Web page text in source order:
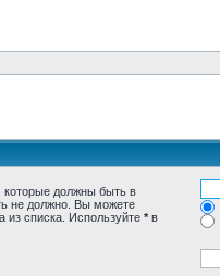
которые должны быть в
не должно. Вы можете
из списка. Используйте * в